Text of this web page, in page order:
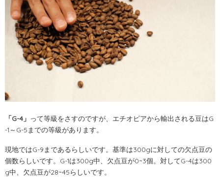
「G-4」 って等級をさすのですが、エチオピアから輸出される豆はG
-1～G-5までの等級があります。
現地ではG-9まであるらしいです。基準は300gに対しての欠点豆の
個数らしいです。G-1は300g中、欠点豆が0~3個。対してG-4は300
g中、欠点豆が28~45らしいです。